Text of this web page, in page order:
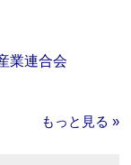
業連合会
もっと見る »